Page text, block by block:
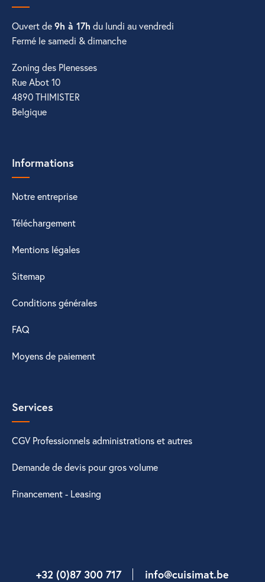
Ouvert de9h à 17h du lundi au vendredi
Fermé le samedi & dimanche
Zoning des Plenesses
Rue Abot 10
4890 THIMISTER
Belgique
Informations
Notre entreprise
Téléchargement
Mentions légales
Sitemap
Conditions générales
FAQ
Moyens de paiement
Services
CGV Professionnels administrations et autres
Demande de devis pour gros volume
Financement - Leasing
+32 (0)87 300 717 info@cuisimat.be